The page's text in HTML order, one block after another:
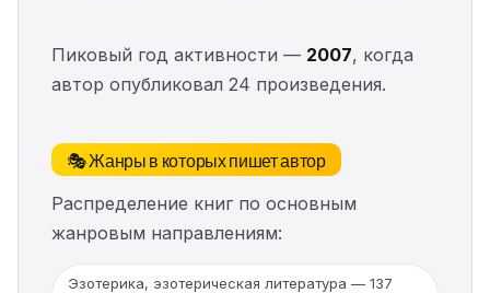
Пиковый год активности — 2007, когда
автор опубликовал 24 произведения.
🎭 Жанры в которых пишет автор
Распределение книг по основным
жанровым направлениям:
Эзотерика, эзотерическая литература — 137